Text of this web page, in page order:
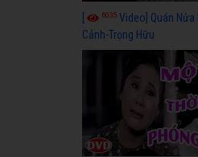
[ 6035 Video] Quán Nửa
Cảnh-Trọng Hữu